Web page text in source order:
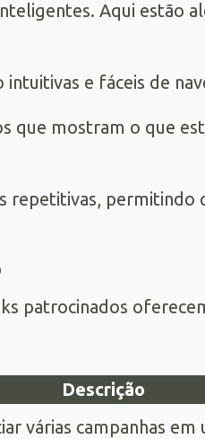
Aqui estão
e fáceis de
que mostram o que
repetitivas, permitindo
patrocinados
Descrição
várias campanhas em